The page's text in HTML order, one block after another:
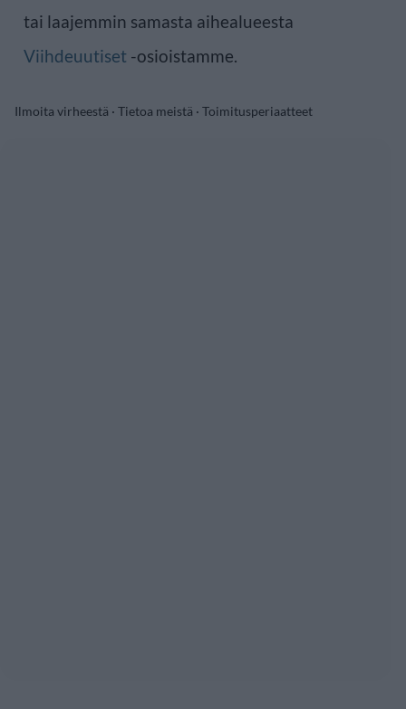
tai laajemmin samasta aihealueesta
Viihdeuutiset -osioistamme.
Ilmoita virheestä · Tietoa meistä · Toimitusperiaatteet